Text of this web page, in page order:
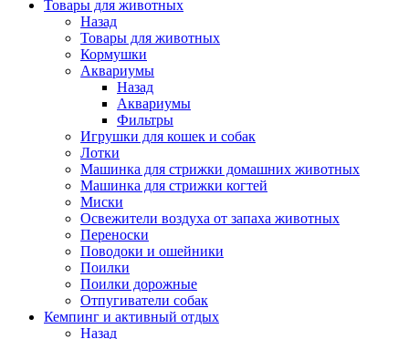
Товары для животных
Назад
Товары для животных
Кормушки
Аквариумы
Назад
Аквариумы
Фильтры
Игрушки для кошек и собак
Лотки
Машинка для стрижки домашних животных
Машинка для стрижки когтей
Миски
Освежители воздуха от запаха животных
Переноски
Поводоки и ошейники
Поилки
Поилки дорожные
Отпугиватели собак
Кемпинг и активный отдых
Назад